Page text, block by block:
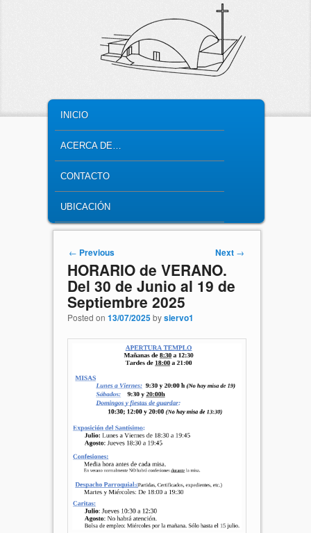
SKIP TO PRIMARY CONTENT
SKIP TO SECONDARY CONTENT
INICIO
ACERCA DE…
CONTACTO
UBICACIÓN
Post navigation
← Previous Next →
HORARIO de VERANO.
Del 30 de Junio al 19 de
Septiembre 2025
Posted on 13/07/2025bysiervo1